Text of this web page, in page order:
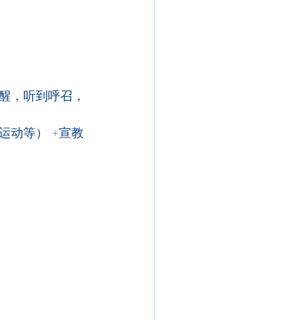
，听到呼召，
动等） +宣教